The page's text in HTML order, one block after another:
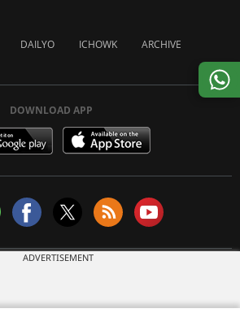
DAILYO ICHOWK ARCHIVE
DOWNLOAD APP
ADVERTISEMENT